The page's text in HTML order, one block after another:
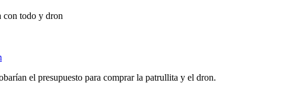
con todo y dron
el presupuesto para comprar la patrullita y el dron.